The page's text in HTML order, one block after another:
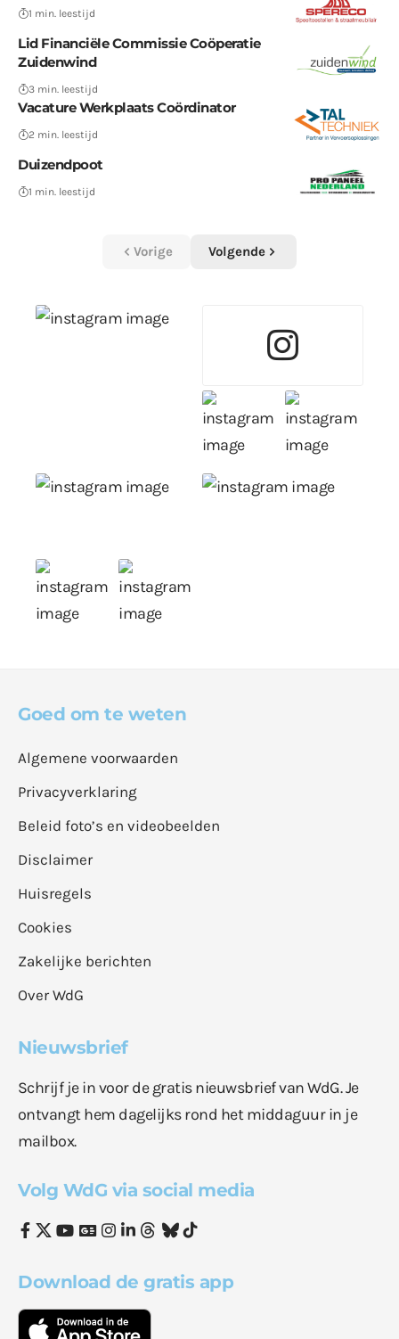
1 min. leestijd
Lid Financiële Commissie Coöperatie
Zuidenwind
3 min. leestijd
Vacature Werkplaats Coördinator
2 min. leestijd
Duizendpoot
1 min. leestijd
Vorige Volgende
Goed om te weten
Algemene voorwaarden
Privacyverklaring
Beleid foto’s en videobeelden
Disclaimer
Huisregels
Cookies
Zakelijke berichten
Over WdG
Nieuwsbrief
Schrijf je in voor de gratis nieuwsbrief van WdG. Je
ontvangt hem dagelijks rond het middaguur in je
mailbox.
Volg WdG via social media
Download de gratis app